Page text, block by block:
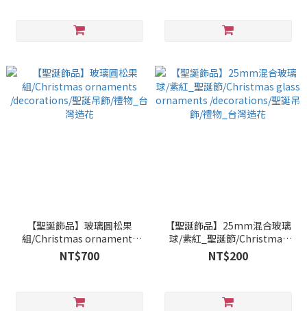
【聖誕飾品】玻璃圓松果
組/Christmas ornaments
/decorations/聖誕吊飾/禮物_
台灣造花
NT$700
【聖誕飾品】25mm混合玻璃
球/紫紅_聖誕節/Christmas
glass ornaments
/decorations/聖誕吊飾/禮物_
NT$200